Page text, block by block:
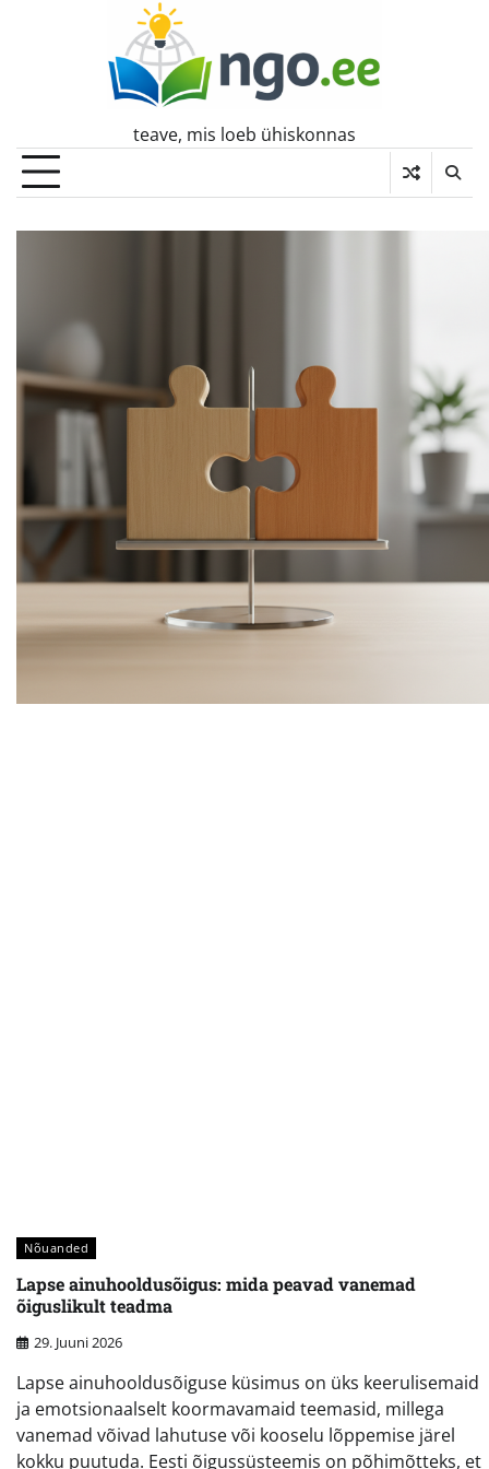
teave, mis loeb ühiskonnas
Nõuanded
Lapse ainuhooldusõigus: mida peavad vanemad
õiguslikult teadma
29. Juuni 2026
Lapse ainuhooldusõiguse küsimus on üks keerulisemaid
ja emotsionaalselt koormavamaid teemasid, millega
vanemad võivad lahutuse või kooselu lõppemise järel
kokku puutuda. Eesti õigussüsteemis on põhimõtteks, et